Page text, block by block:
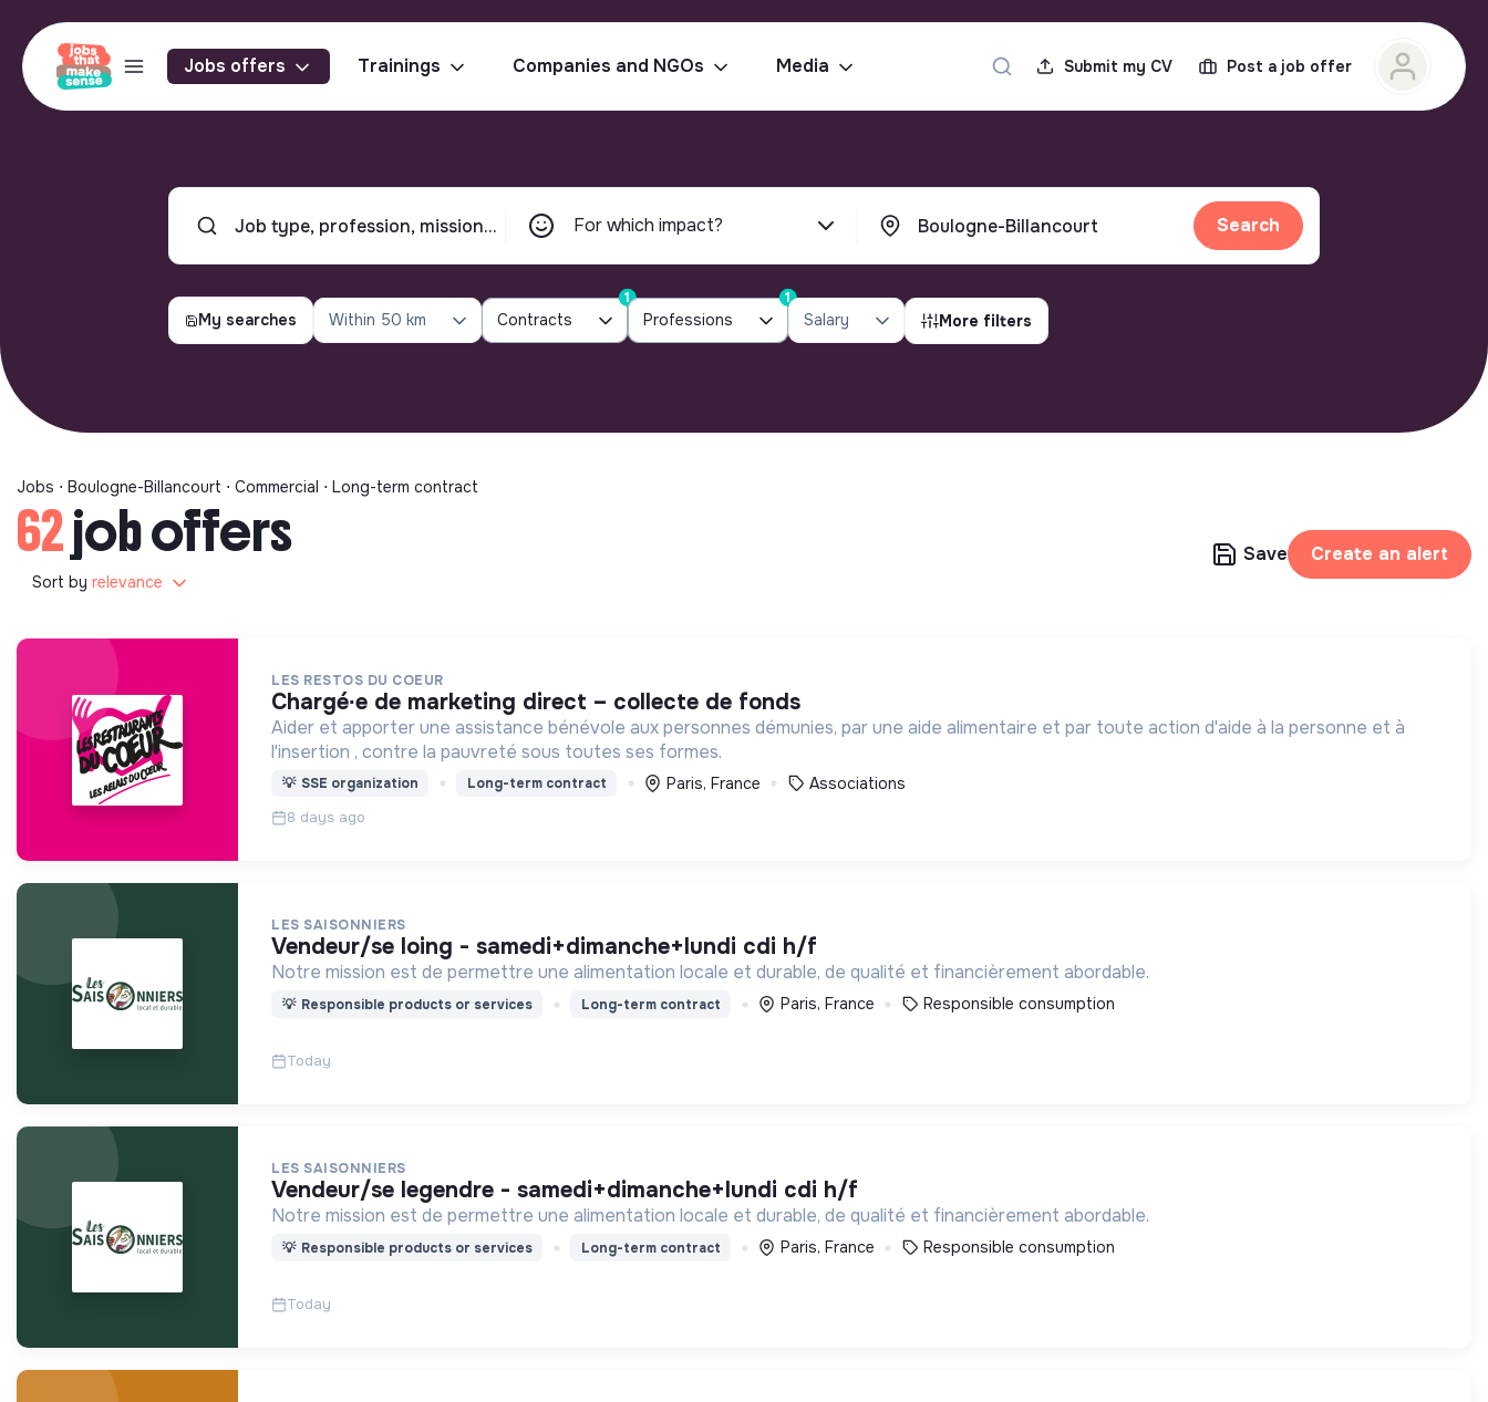
Jobs offers Trainings Companies and NGOs Media Submit my CV Post a job offer
For which impact? Search
My searches Within 50 km Contracts
1
Professions
1
Salary More filters
Jobs ⋅ Boulogne-Billancourt ⋅ Commercial ⋅ Long-term contract
62job offers
Sort by relevance
Save Create an alert
LES RESTOS DU COEUR
chargé∙e de marketing direct – collecte de fonds
Aider et apporter une assistance bénévole aux personnes démunies, par une aide alimentaire et par toute action d'aide à la personne et à
l'insertion , contre la pauvreté sous toutes ses formes.
💡 SSE organization Long-term contract Paris, France Associations
8 days ago
LES SAISONNIERS
vendeur/se loing - samedi+dimanche+lundi cdi h/f
Notre mission est de permettre une alimentation locale et durable, de qualité et financièrement abordable.
💡 Responsible products or services Long-term contract Paris, France Responsible consumption
Today
LES SAISONNIERS
vendeur/se legendre - samedi+dimanche+lundi cdi h/f
Notre mission est de permettre une alimentation locale et durable, de qualité et financièrement abordable.
💡 Responsible products or services Long-term contract Paris, France Responsible consumption
Today